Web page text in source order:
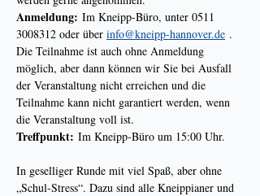
Anmeldung: Im Kneipp-Büro, unter 0511
3008312 oder über info@kneipp-hannover.de .
Die Teilnahme ist auch ohne Anmeldung
möglich, aber dann können wir Sie bei Ausfall
der Veranstaltung nicht erreichen und die
Teilnahme kann nicht garantiert werden, wenn
die Veranstaltung voll ist.
Treffpunkt: Im Kneipp-Büro um 15:00 Uhr.
In geselliger Runde mit viel Spaß, aber ohne
„Schul-Stress“. Dazu sind alle Kneippianer und